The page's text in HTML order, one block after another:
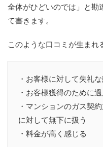
全体がひどいのでは」と勘
て書きます。
このような口コミが生まれ
・お客様に対して失礼
・お客様獲得のために
・マンションのガス契
に対して無下に扱う
・料金が高く感じる